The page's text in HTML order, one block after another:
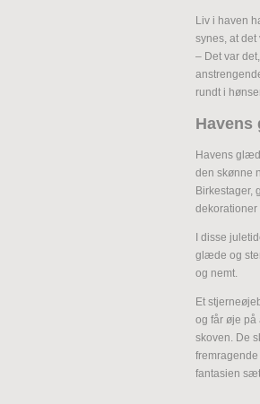
Liv i haven
synes, at
– Det var
rundt i
Havens
den skønne
Birkestager,
I disse
glæde og
og nemt.
Et
og får øje på
skoven. De
fantasien